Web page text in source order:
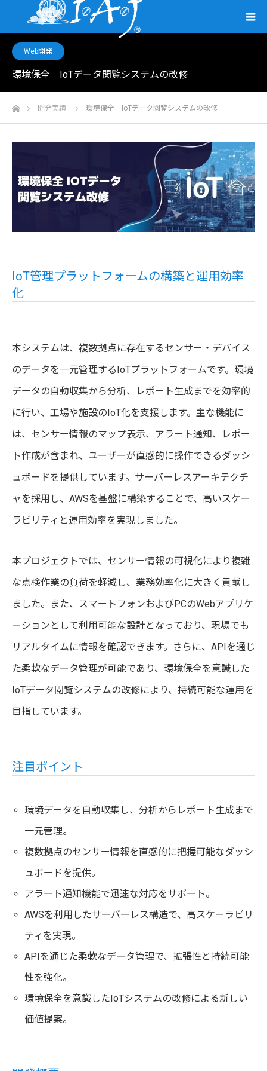
Web開発
環境保全 IoTデータ閲覧システムの改修
ホーム開発実績 環境保全 IoTデータ閲覧システムの改修
IoT管理プラットフォームの構築と運用効率
化
本システムは、複数拠点に存在するセンサー・デバイス
のデータを一元管理するIoTプラットフォームです。環境
データの自動収集から分析、レポート生成までを効率的
に行い、工場や施設のIoT化を支援します。主な機能に
は、センサー情報のマップ表示、アラート通知、レポー
ト作成が含まれ、ユーザーが直感的に操作できるダッシ
ュボードを提供しています。サーバーレスアーキテクチ
ャを採用し、AWSを基盤に構築することで、高いスケー
ラビリティと運用効率を実現しました。
本プロジェクトでは、センサー情報の可視化により複雑
な点検作業の負荷を軽減し、業務効率化に大きく貢献し
ました。また、スマートフォンおよびPCのWebアプリケ
ーションとして利用可能な設計となっており、現場でも
リアルタイムに情報を確認できます。さらに、APIを通じ
た柔軟なデータ管理が可能であり、環境保全を意識した
IoTデータ閲覧システムの改修により、持続可能な運用を
目指しています。
注目ポイント
環境データを自動収集し、分析からレポート生成まで
一元管理。
複数拠点のセンサー情報を直感的に把握可能なダッシ
ュボードを提供。
アラート通知機能で迅速な対応をサポート。
AWSを利用したサーバーレス構造で、高スケーラビリ
ティを実現。
APIを通じた柔軟なデータ管理で、拡張性と持続可能
性を強化。
環境保全を意識したIoTシステムの改修による新しい
価値提案。